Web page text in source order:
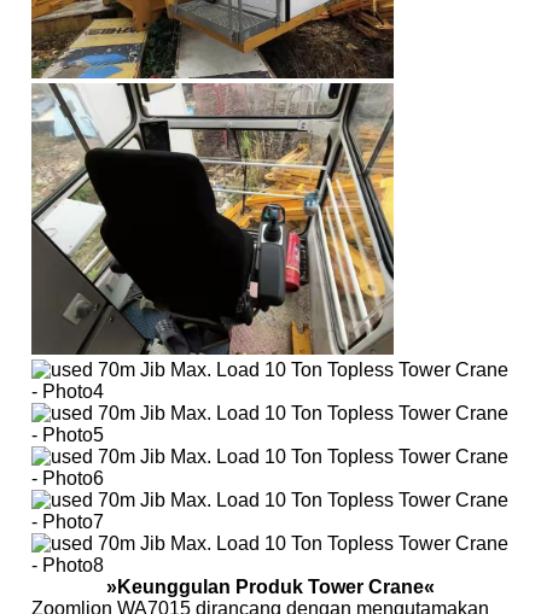
»Keunggulan Produk Tower Crane«
Zoomlion WA7015 dirancang dengan mengutamakan